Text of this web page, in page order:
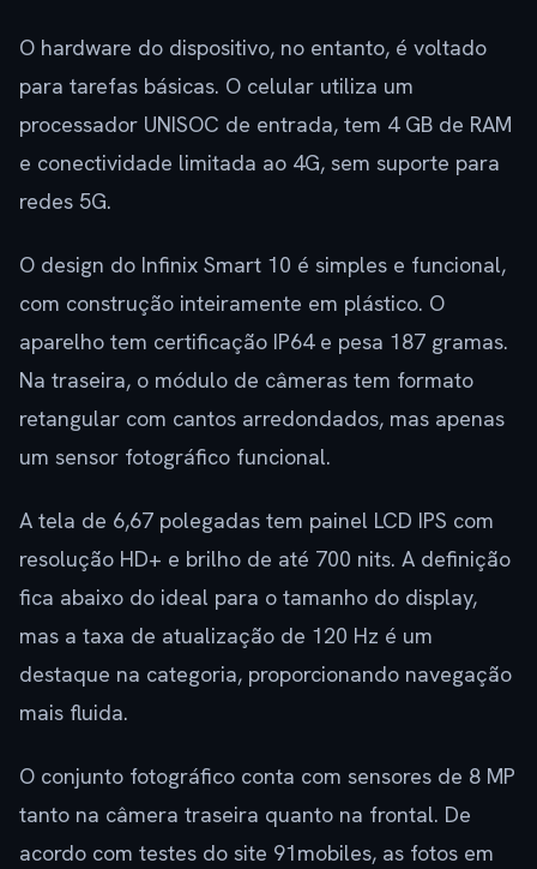
O hardware do dispositivo, no entanto, é voltado
para tarefas básicas. O celular utiliza um
processador UNISOC de entrada, tem 4 GB de RAM
e conectividade limitada ao 4G, sem suporte para
redes 5G.
O design do Infinix Smart 10 é simples e funcional,
com construção inteiramente em plástico. O
aparelho tem certificação IP64 e pesa 187 gramas.
Na traseira, o módulo de câmeras tem formato
retangular com cantos arredondados, mas apenas
um sensor fotográfico funcional.
A tela de 6,67 polegadas tem painel LCD IPS com
resolução HD+ e brilho de até 700 nits. A definição
fica abaixo do ideal para o tamanho do display,
mas a taxa de atualização de 120 Hz é um
destaque na categoria, proporcionando navegação
mais fluida.
O conjunto fotográfico conta com sensores de 8 MP
tanto na câmera traseira quanto na frontal. De
acordo com testes do site 91mobiles, as fotos em